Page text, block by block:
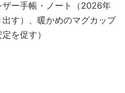
ザー手帳・ノート（2026年
す）、暖かめのマグカップ
を促す）